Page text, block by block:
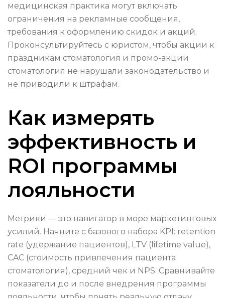
медицинская практика могут включать
ограничения на рекламные сообщения,
требования к оформлению скидок и акций.
Проконсультируйтесь с юристом, чтобы акции к
праздникам стоматология и промо-акции
стоматология не нарушали законодательство и
не приводили к штрафам.
Как измерять
эффективность и
ROI программы
лояльности
Метрики — это навигатор в море маркетинговых
усилий. Начните с базового набора KPI: retention
rate (удержание пациентов), LTV (lifetime value),
CAC (стоимость привлечения пациента
стоматология), средний чек и NPS. Сравнивайте
показатели до и после внедрения программы